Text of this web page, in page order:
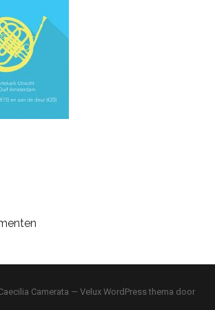
Camerata — Velux WordPress thema door